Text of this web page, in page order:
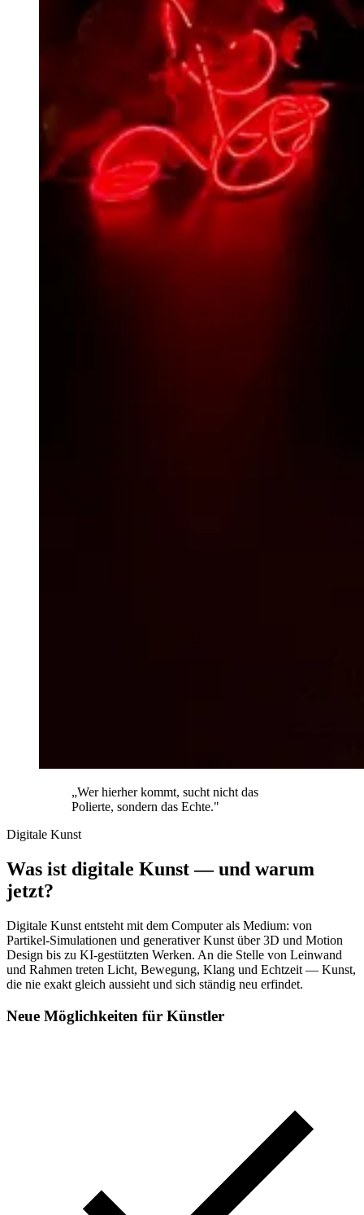
„Wer hierher kommt, sucht nicht das
Polierte, sondern das Echte."
Digitale Kunst
Was ist digitale Kunst — und warum
jetzt?
Digitale Kunst entsteht mit dem Computer als Medium: von
Partikel-Simulationen und generativer Kunst über 3D und Motion
Design bis zu KI-gestützten Werken. An die Stelle von Leinwand
und Rahmen treten Licht, Bewegung, Klang und Echtzeit — Kunst,
die nie exakt gleich aussieht und sich ständig neu erfindet.
Neue Möglichkeiten für Künstler